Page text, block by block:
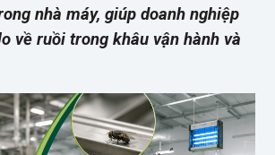
nhà máy, giúp doanh nghiệp
về ruồi trong khâu vận hành và